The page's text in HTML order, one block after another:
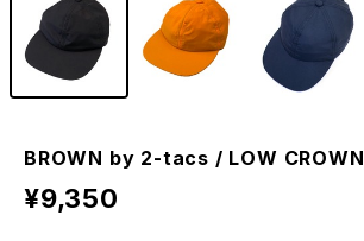
BROWN by 2-tacs / LOW CROWN
¥9,350